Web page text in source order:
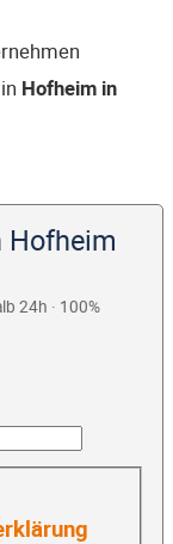
in Hofheim in
Hofheim
24h · 100%